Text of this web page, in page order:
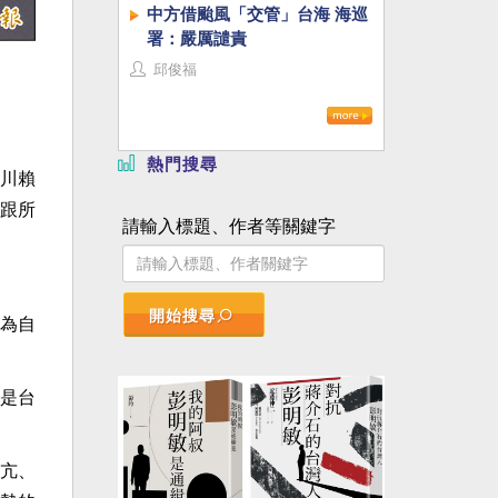
賴
所
自
台
、
中方借颱風「交管」台海 海巡
署：嚴厲譴責
邱俊福
熱門搜尋
請輸入標題、作者等關鍵字
開始搜尋